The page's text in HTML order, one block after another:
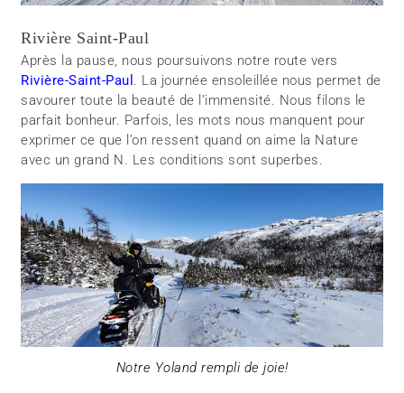
Rivière Saint-Paul
Après la pause, nous poursuivons notre route vers
Rivière-Saint-Paul
. La journée ensoleillée nous permet de
savourer toute la beauté de l’immensité. Nous filons le
parfait bonheur. Parfois, les mots nous manquent pour
exprimer ce que l’on ressent quand on aime la Nature
avec un grand N. Les conditions sont superbes.
Notre Yoland rempli de joie!